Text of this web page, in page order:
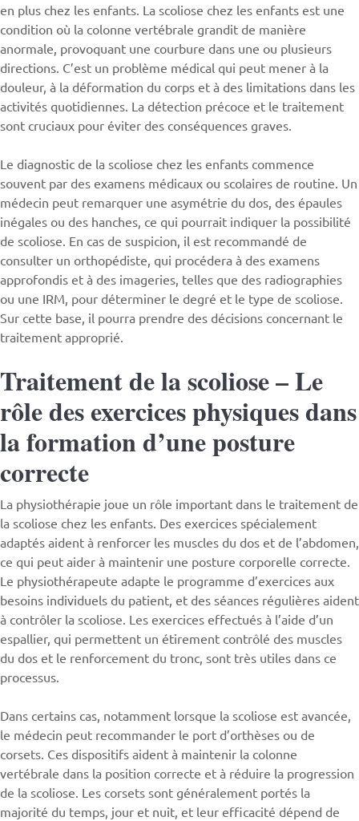
en plus chez les enfants. La scoliose chez les enfants est une
condition où la colonne vertébrale grandit de manière
anormale, provoquant une courbure dans une ou plusieurs
directions. C’est un problème médical qui peut mener à la
douleur, à la déformation du corps et à des limitations dans les
activités quotidiennes. La détection précoce et le traitement
sont cruciaux pour éviter des conséquences graves.
Le diagnostic de la scoliose chez les enfants commence
souvent par des examens médicaux ou scolaires de routine. Un
médecin peut remarquer une asymétrie du dos, des épaules
inégales ou des hanches, ce qui pourrait indiquer la possibilité
de scoliose. En cas de suspicion, il est recommandé de
consulter un orthopédiste, qui procédera à des examens
approfondis et à des imageries, telles que des radiographies
ou une IRM, pour déterminer le degré et le type de scoliose.
Sur cette base, il pourra prendre des décisions concernant le
traitement approprié.
Traitement de la scoliose – Le
rôle des exercices physiques dans
la formation d’une posture
correcte
La physiothérapie joue un rôle important dans le traitement de
la scoliose chez les enfants. Des exercices spécialement
adaptés aident à renforcer les muscles du dos et de l’abdomen,
ce qui peut aider à maintenir une posture corporelle correcte.
Le physiothérapeute adapte le programme d’exercices aux
besoins individuels du patient, et des séances régulières aident
à contrôler la scoliose. Les exercices effectués à l’aide d’un
espallier, qui permettent un étirement contrôlé des muscles
du dos et le renforcement du tronc, sont très utiles dans ce
processus.
Dans certains cas, notamment lorsque la scoliose est avancée,
le médecin peut recommander le port d’orthèses ou de
corsets. Ces dispositifs aident à maintenir la colonne
vertébrale dans la position correcte et à réduire la progression
de la scoliose. Les corsets sont généralement portés la
majorité du temps, jour et nuit, et leur efficacité dépend de